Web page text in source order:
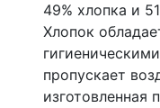
49% хлопка и
Хлопок
пропускает
изготовленная